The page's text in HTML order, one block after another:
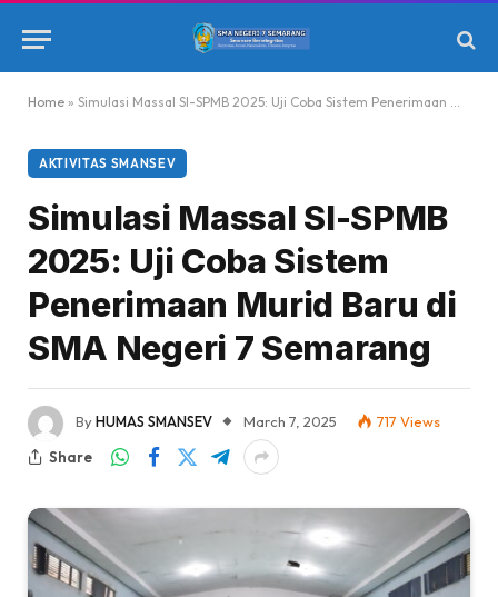
Home » Simulasi Massal SI-SPMB 2025: Uji Coba Sistem Penerimaan Murid Baru di SMA Negeri 7 Semarang
AKTIVITAS SMANSEV
Simulasi Massal SI-SPMB
2025: Uji Coba Sistem
Penerimaan Murid Baru di
SMA Negeri 7 Semarang
ByHUMAS SMANSEV March 7, 2025 717 Views
Share